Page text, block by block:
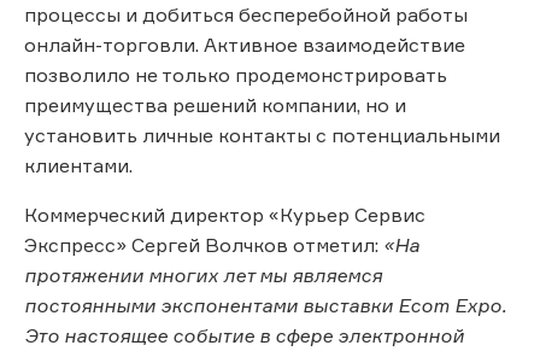
процессы и добиться бесперебойной работы
онлайн-торговли. Активное взаимодействие
позволило не только продемонстрировать
преимущества решений компании, но и
установить личные контакты с потенциальными
клиентами.
Коммерческий директор «Курьер Сервис
Экспресс» Сергей Волчков отметил: «На
протяжении многих лет мы являемся
постоянными экспонентами выставки Ecom Expo.
Это настоящее событие в сфере электронной